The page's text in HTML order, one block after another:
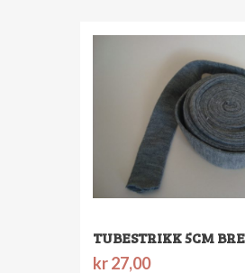
TUBESTRIKK 5CM
kr27,00